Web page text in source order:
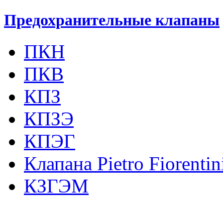
Предохранительные клапаны
ПКН
ПКВ
КПЗ
КПЗЭ
КПЭГ
Клапана Pietro
КЗГЭМ